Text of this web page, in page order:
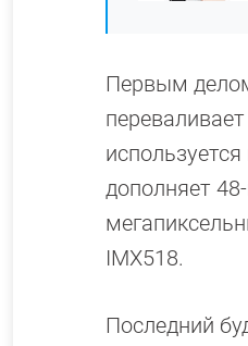
Первым
дополняет
IMX518.
Последний